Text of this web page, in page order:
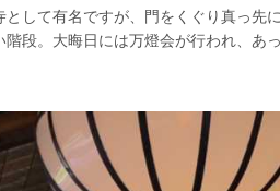
して有名ですが、門をくぐり真っ先
段。大晦日には万燈会が行われ、あ